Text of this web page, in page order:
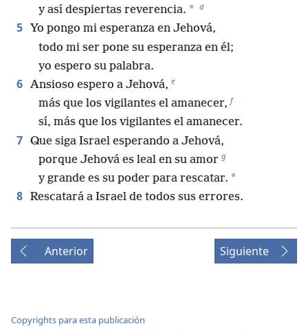
y así despiertas reverencia. * d
5
Yo pongo mi esperanza en Jehová,
todo mi ser pone su esperanza en él;
yo espero su palabra.
6 Ansioso espero a Jehová, e
más que los vigilantes el amanecer, f
sí, más que los vigilantes el amanecer.
7 Que siga Israel esperando a Jehová,
porque Jehová es leal en su amor g
y grande es su poder para rescatar. *
8 Rescatará a Israel de todos sus errores.
Anterior Siguiente
Copyrights para esta publicación